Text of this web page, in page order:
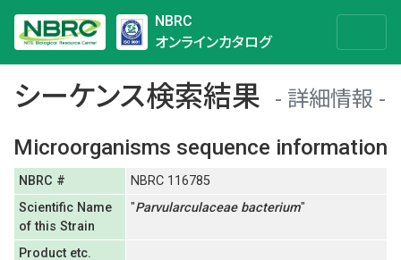
NBRC
オンラインカタログ
シーケンス検索結果
詳細情報
Microorganisms sequence information
NBRC #
NBRC 116785
Scientific Name
of this Strain
"Parvularculaceae bacterium"
Product etc.